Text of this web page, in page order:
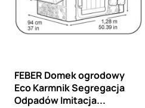
FEBER Domek ogrodowy
Eco Karmnik Segregacja
Odpadów Imitacja...